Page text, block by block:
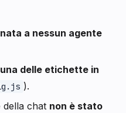
a nessun agente
delle etichette in
).
chat non è stato